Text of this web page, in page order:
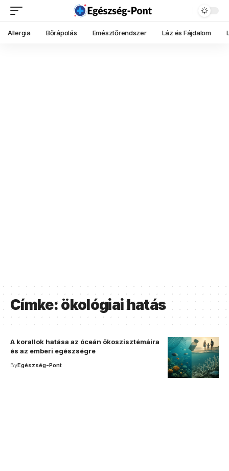
Allergia Bőrápolás Emésztőrendszer Láz és Fájdalom
Címke: ökológiai hatás
A korallok hatása az óceán ökoszisztémáira
és az emberi egészségre
ByEgészség-Pont